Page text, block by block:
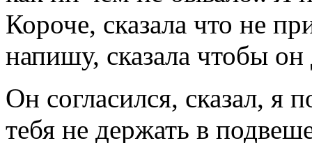
Короче, сказала что не
напишу, сказала чтобы
Он согласился, сказал, я
тебя не держать в